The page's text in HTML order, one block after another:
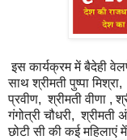
इस कार्यक्रम में बैदेही
साथ श्रीमती पुष्पा
प्रवीण, श्रीमती वीणा ,
गंगोत्री चौधरी,
छोटी सी की कई महिलाएं